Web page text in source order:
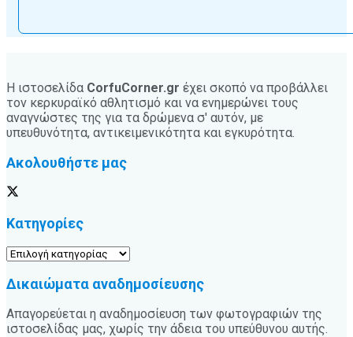
Η ιστοσελίδα CorfuCorner.gr έχει σκοπό να προβάλλει
τον κερκυραϊκό αθλητισμό και να ενημερώνει τους
αναγνώστες της για τα δρώμενα σ' αυτόν, με
υπευθυνότητα, αντικειμενικότητα και εγκυρότητα.
Ακολουθήστε μας
Κατηγορίες
Κατηγορίες
Δικαιώματα αναδημοσίευσης
Απαγορεύεται η αναδημοσίευση των φωτογραφιών της
ιστοσελίδας μας, χωρίς την άδεια του υπεύθυνου αυτής.